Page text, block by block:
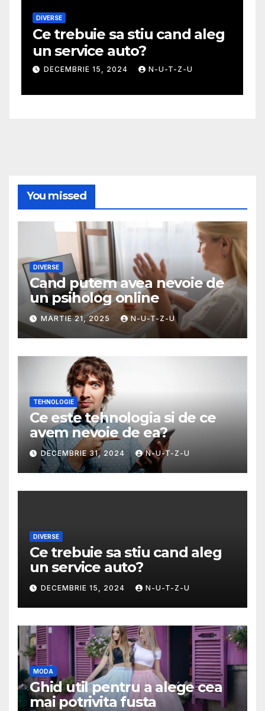
DIVERSE
Ce trebuie sa stiu cand aleg
un service auto?
DECEMBRIE 15, 2024 N-U-T-Z-U
You missed
DIVERSE
Cand putem avea nevoie de
un psiholog online
MARTIE 21, 2025 N-U-T-Z-U
TEHNOLOGIE
Ce este tehnologia si de ce
avem nevoie de ea?
DECEMBRIE 31, 2024 N-U-T-Z-U
DIVERSE
Ce trebuie sa stiu cand aleg
un service auto?
DECEMBRIE 15, 2024 N-U-T-Z-U
MODA
Ghid util pentru a alege cea
mai potrivita fusta